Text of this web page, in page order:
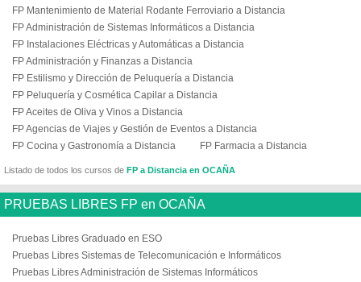
FP Mantenimiento de Material Rodante Ferroviario a Distancia
FP Administración de Sistemas Informáticos a Distancia
FP Instalaciones Eléctricas y Automáticas a Distancia
FP Administración y Finanzas a Distancia
FP Estilismo y Dirección de Peluquería a Distancia
FP Peluquería y Cosmética Capilar a Distancia
FP Aceites de Oliva y Vinos a Distancia
FP Agencias de Viajes y Gestión de Eventos a Distancia
FP Cocina y Gastronomía a Distancia
FP Farmacia a Distancia
Listado de todos los cursos de FP a Distancia en OCAÑA
PRUEBAS LIBRES FP en OCAÑA
Pruebas Libres Graduado en ESO
Pruebas Libres Sistemas de Telecomunicación e Informáticos
Pruebas Libres Administración de Sistemas Informáticos